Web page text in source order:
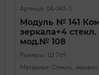
Артикул: 04-045-1
Модуль № 141
зеркала+4
мод.№ 108
Размеры: Ш 769
Материал: Стекло, зеркало